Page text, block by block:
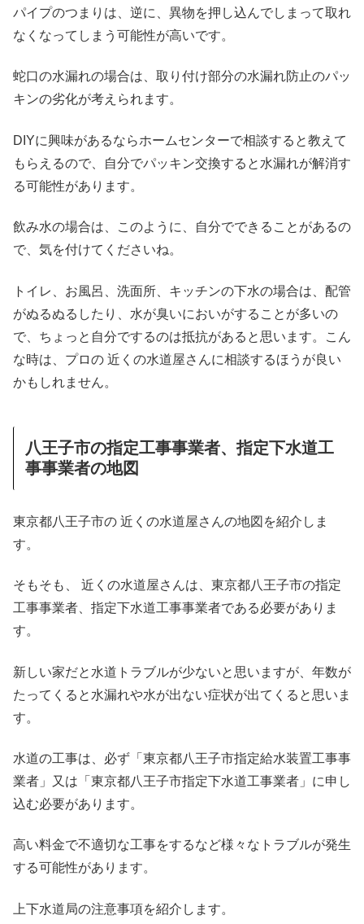
パイプのつまりは、逆に、異物を押し込んでしまって取れ
なくなってしまう可能性が高いです。
蛇口の水漏れの場合は、取り付け部分の水漏れ防止のパッ
キンの劣化が考えられます。
DIYに興味があるならホームセンターで相談すると教えて
もらえるので、自分でパッキン交換すると水漏れが解消す
る可能性があります。
飲み水の場合は、このように、自分でできることがあるの
で、気を付けてくださいね。
トイレ、お風呂、洗面所、キッチンの下水の場合は、配管
がぬるぬるしたり、水が臭いにおいがすることが多いの
で、ちょっと自分でするのは抵抗があると思います。こん
な時は、プロの 近くの水道屋さんに相談するほうが良い
かもしれません。
八王子市の指定工事事業者、指定下水道工
事事業者の地図
東京都八王子市の 近くの水道屋さんの地図を紹介しま
す。
そもそも、 近くの水道屋さんは、東京都八王子市の指定
工事事業者、指定下水道工事事業者である必要がありま
す。
新しい家だと水道トラブルが少ないと思いますが、年数が
たってくると水漏れや水が出ない症状が出てくると思いま
す。
水道の工事は、必ず「東京都八王子市指定給水装置工事事
業者」又は「東京都八王子市指定下水道工事業者」に申し
込む必要があります。
高い料金で不適切な工事をするなど様々なトラブルが発生
する可能性があります。
上下水道局の注意事項を紹介します。